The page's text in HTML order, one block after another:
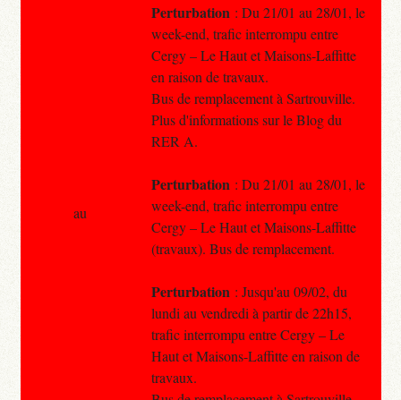
Perturbation : Du 21/01 au 28/01, le
week-end, trafic interrompu entre
Cergy – Le Haut et Maisons-Laffitte
en raison de travaux.
Bus de remplacement à Sartrouville.
Plus d'informations sur le Blog du
RER A.
Perturbation : Du 21/01 au 28/01, le
week-end, trafic interrompu entre
Cergy – Le Haut et Maisons-Laffitte
(travaux). Bus de remplacement.
Perturbation : Jusqu'au 09/02, du
lundi au vendredi à partir de 22h15,
trafic interrompu entre Cergy – Le
Haut et Maisons-Laffitte en raison de
travaux.
au